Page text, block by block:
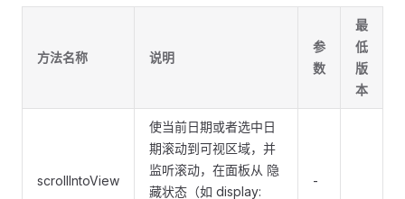
方法名称 说明
参
数
最
低
版
本
scrollIntoView
使当前日期或者选中日
期滚动到可视区域，并
监听滚动，在面板从 隐
藏状态（如 display:
-